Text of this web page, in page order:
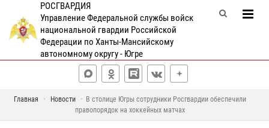
РОСГВАРДИЯ
Управление Федеральной службы войск
национальной гвардии Российской
Федерации по Ханты-Мансийскому
автономному округу - Югре
Главная Новости
В столице Югры сотрудники Росгвардии обеспечили
правопорядок на хоккейных матчах